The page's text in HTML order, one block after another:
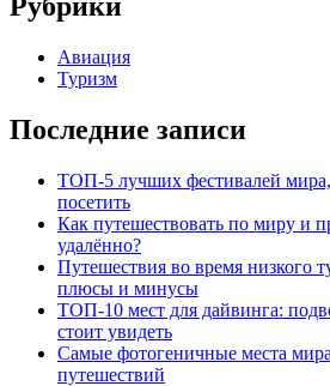
Авиация
Туризм
Последние записи
ТОП-5 лучших фестивалей мира,
посетить
Как путешествовать по миру и
удалённо?
Путешествия во время низкого
плюсы и минусы
ТОП-10 мест для дайвинга:
стоит увидеть
Самые фотогеничные места
путешествий